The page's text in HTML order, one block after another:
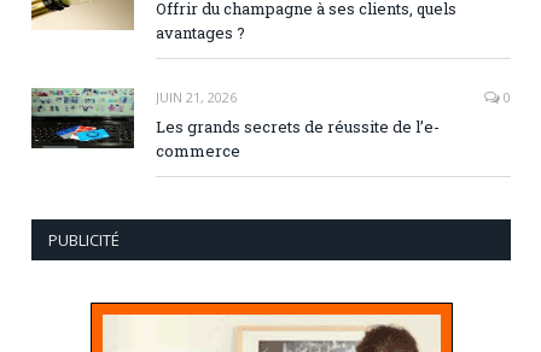
Offrir du champagne à ses clients, quels
avantages ?
JUIN 21, 2026 0
Les grands secrets de réussite de l’e-
commerce
PUBLICITÉ